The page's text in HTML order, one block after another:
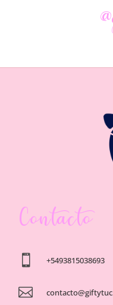
Contacto
 +5493815038693
